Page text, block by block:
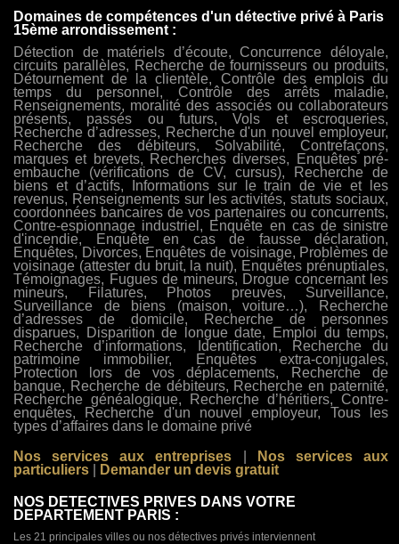
Domaines de compétences d'un détective privé à Paris
15ème arrondissement :
Détection de matériels d’écoute, Concurrence déloyale,
circuits parallèles, Recherche de fournisseurs ou produits,
Détournement de la clientèle, Contrôle des emplois du
temps du personnel, Contrôle des arrêts maladie,
Renseignements, moralité des associés ou collaborateurs
présents, passés ou futurs, Vols et escroqueries,
Recherche d’adresses, Recherche d'un nouvel employeur,
Recherche des débiteurs, Solvabilité, Contrefaçons,
marques et brevets, Recherches diverses, Enquêtes pré-
embauche (vérifications de CV, cursus), Recherche de
biens et d’actifs, Informations sur le train de vie et les
revenus, Renseignements sur les activités, statuts sociaux,
coordonnées bancaires de vos partenaires ou concurrents,
Contre-espionnage industriel, Enquête en cas de sinistre
d'incendie, Enquête en cas de fausse déclaration,
Enquêtes, Divorces, Enquêtes de voisinage, Problèmes de
voisinage (attester du bruit, la nuit), Enquêtes prénuptiales,
Témoignages, Fugues de mineurs, Drogue concernant les
mineurs, Filatures, Photos preuves, Surveillance,
Surveillance de biens (maison, voiture…), Recherche
d’adresses de domicile, Recherche de personnes
disparues, Disparition de longue date, Emploi du temps,
Recherche d’informations, Identification, Recherche du
patrimoine immobilier, Enquêtes extra-conjugales,
Protection lors de vos déplacements, Recherche de
banque, Recherche de débiteurs, Recherche en paternité,
Recherche généalogique, Recherche d’héritiers, Contre-
enquêtes, Recherche d'un nouvel employeur, Tous les
types d’affaires dans le domaine privé
Nos services aux entreprises
Nos services aux
particuliers
Demander un devis gratuit
NOS DETECTIVES PRIVES DANS VOTRE
DEPARTEMENT PARIS :
Les 21 principales villes ou nos détectives privés interviennent